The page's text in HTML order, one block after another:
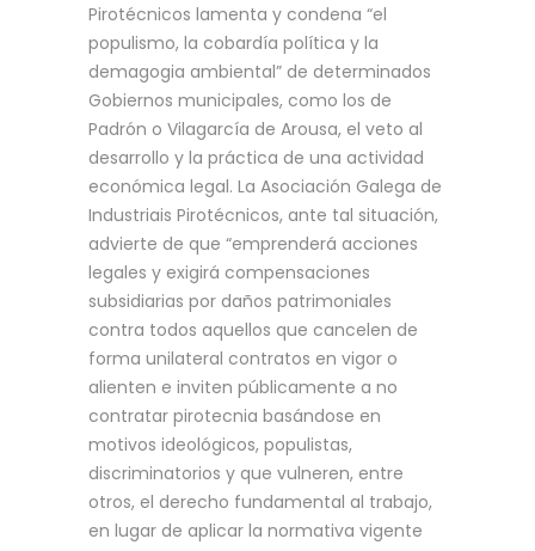
Pirotécnicos lamenta y condena “el
populismo, la cobardía política y la
demagogia ambiental” de determinados
Gobiernos municipales, como los de
Padrón o Vilagarcía de Arousa, el veto al
desarrollo y la práctica de una actividad
económica legal. La Asociación Galega de
Industriais Pirotécnicos, ante tal situación,
advierte de que “emprenderá acciones
legales y exigirá compensaciones
subsidiarias por daños patrimoniales
contra todos aquellos que cancelen de
forma unilateral contratos en vigor o
alienten e inviten públicamente a no
contratar pirotecnia basándose en
motivos ideológicos, populistas,
discriminatorios y que vulneren, entre
otros, el derecho fundamental al trabajo,
en lugar de aplicar la normativa vigente